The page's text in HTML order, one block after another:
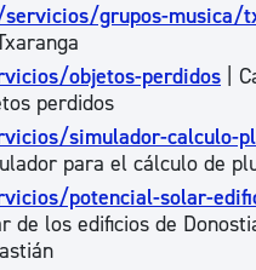
grupos-musica/
objetos-perdidos |
perdidos
simulador-calculo-
para el cálculo de
potencial-solar-
de los edificios de